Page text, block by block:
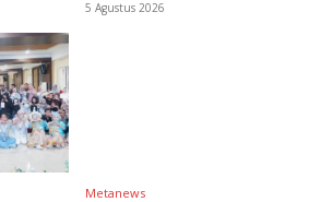
5 Agustus 2026
Metanews